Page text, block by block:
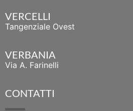
VERCELLI
Tangenziale Ovest
VERBANIA
Via A. Farinelli
CONTATTI